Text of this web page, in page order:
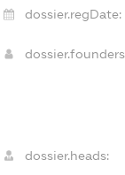
dossier.regDate:
dossier.heads: